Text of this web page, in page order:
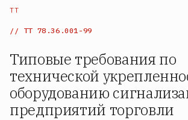
ТТ
ТТ 78.36.001-99
Типовые требования по
технической
оборудованию
предприятий торговли